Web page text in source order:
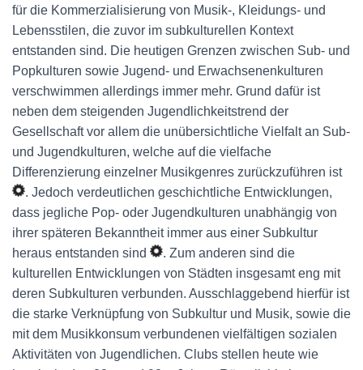
für die Kommerzialisierung von Musik-, Kleidungs- und
Lebensstilen, die zuvor im subkulturellen Kontext
entstanden sind. Die heutigen Grenzen zwischen Sub- und
Popkulturen sowie Jugend- und Erwachsenenkulturen
verschwimmen allerdings immer mehr. Grund dafür ist
neben dem steigenden Jugendlichkeitstrend der
Gesellschaft vor allem die unübersichtliche Vielfalt an Sub-
und Jugendkulturen, welche auf die vielfache
Differenzierung einzelner Musikgenres zurückzuführen ist
. Jedoch verdeutlichen geschichtliche Entwicklungen,
dass jegliche Pop- oder Jugendkulturen unabhängig von
ihrer späteren Bekanntheit immer aus einer Subkultur
heraus entstanden sind
. Zum anderen sind die
kulturellen Entwicklungen von Städten insgesamt eng mit
deren Subkulturen verbunden. Ausschlaggebend hierfür ist
die starke Verknüpfung von Subkultur und Musik, sowie die
mit dem Musikkonsum verbundenen vielfältigen sozialen
Aktivitäten von Jugendlichen. Clubs stellen heute wie